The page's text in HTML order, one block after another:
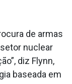
de armas
nuclear
diz Flynn,
baseada em